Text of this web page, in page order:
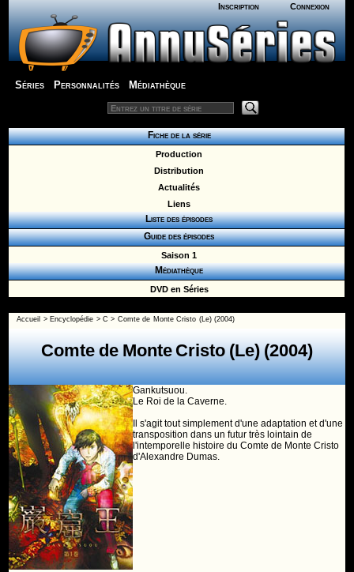
Inscription Connexion
Séries Personnalités Médiathèque
Fiche de la série
Production
Distribution
Actualités
Liens
Liste des épisodes
Guide des épisodes
Saison 1
Médiathèque
DVD en Séries
Accueil > Encyclopédie >C > Comte de Monte Cristo (Le) (2004)
Comte de Monte Cristo (Le) (2004)
Gankutsuou.
Le Roi de la Caverne.
Il s'agit tout simplement d'une adaptation et d'une
transposition dans un futur très lointain de
l'intemporelle histoire du Comte de Monte Cristo
d'Alexandre Dumas.